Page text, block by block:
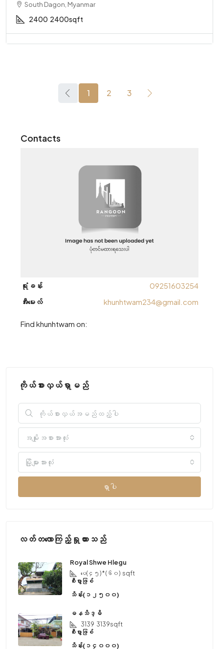
South Dagon, Myanmar
2400 2400sqft
1 2 3
Contacts
ရုံးခန်း
09251603254
အီးမေးလ်
khunhtwam234@gmail.com
Find khunhtwam on:
ကိုယ်စားလှယ်ရှာမည်
အမျိုးအစားအားလုံး
မြို့များအားလုံး
ရှာပါ
လတ်တလောကြည့်ရှုထားသည်
Royal Shwe Hlegu
ပေ(၄၅) * (၆၀) sqft
စီးပွားဖြစ်
သိန်း(၁၂၅၀၀)
ဓနသိဒ္ဓိ
3139 3139sqft
စီးပွားဖြစ်
သိန်း(၁၄၀၀၀)